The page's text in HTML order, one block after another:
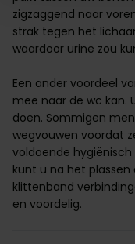
zigzaggend naar
strak tegen het
waardoor urine zou
Een ander voordeel
mee naar de wc kan.
doen. Sommigen
wegvouwen voordat
voldoende hygiënisch
kunt u na het
klittenband
en voordelig.